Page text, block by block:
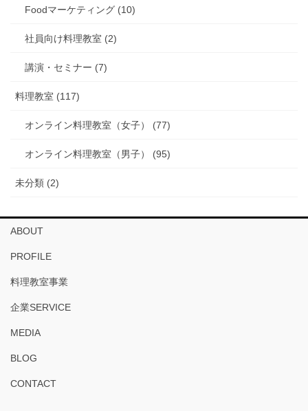
Foodマーケティング (10)
社員向け料理教室 (2)
講演・セミナー (7)
料理教室 (117)
オンライン料理教室（女子） (77)
オンライン料理教室（男子） (95)
未分類 (2)
ABOUT
PROFILE
料理教室事業
企業SERVICE
MEDIA
BLOG
CONTACT